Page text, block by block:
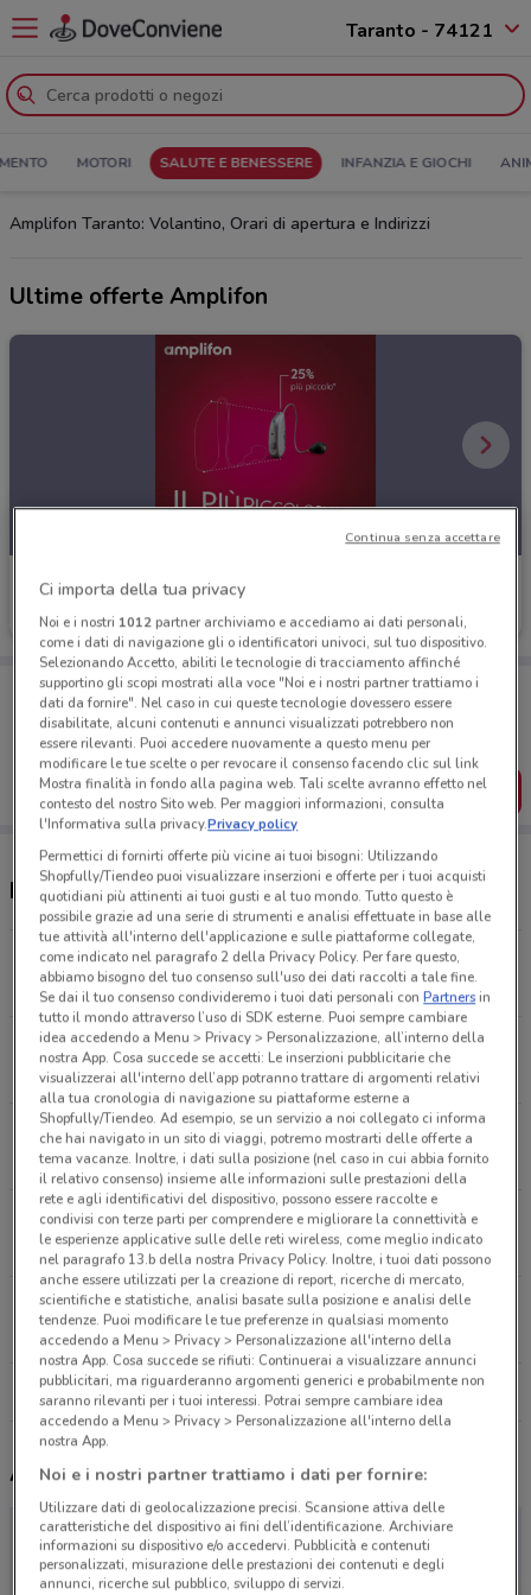
Taranto - 74121
MOTORI SALUTE E BENESSERE INFANZIA E GIOCHI
Amplifon Taranto: Volantino, Orari di apertura e Indirizzi
Ultime offerte Amplifon
Amplifon
Scade il 31/12
Porta DoveConviene sempre con te!
Puoi trovare le migliori offerte dei negozi vicino a te,
salvarle e creare la tua lista del risparmio, comodamente
dal tuo cellulare.
SCARICA L’APP
Negozi Amplifon a Taranto
Viale Magna Grecia, 140/142 Taranto
3 km
CHIUSO
Via Cesare Battisti, 64/A/B Taranto
4.1 km
CHIUSO
Piazza Verdi, 2 Grottaglie
14.1 km
CHIUSO
Corso Roma, 139/141 Massafra
20.9 km
CHIUSO
Via Regina Elena, 13/15 Francavilla Fontana
25.2 km
CHIUSO
Tutti i negozi Amplifon
Altri volantini nelle vicinanze
Ci importa della tua privacy
Noi e i nostri 1012partner archiviamo e accediamo ai dati personali,
come i dati di navigazione gli o identificatori univoci, sul tuo dispositivo.
Selezionando Accetto, abiliti le tecnologie di tracciamento affinché
supportino gli scopi mostrati alla voce "Noi e i nostri partner trattiamo i
dati da fornire". Nel caso in cui queste tecnologie dovessero essere
disabilitate, alcuni contenuti e annunci visualizzati potrebbero non
essere rilevanti. Puoi accedere nuovamente a questo menu per
modificare le tue scelte o per revocare il consenso facendo clic sul link
Mostra finalità in fondo alla pagina web. Tali scelte avranno effetto nel
contesto del nostro Sito web. Per maggiori informazioni, consulta
l'Informativa sulla privacy.Privacy policy
Permettici di fornirti offerte più vicine ai tuoi bisogni: Utilizzando
Shopfully/Tiendeo puoi visualizzare inserzioni e offerte per i tuoi acquisti
quotidiani più attinenti ai tuoi gusti e al tuo mondo. Tutto questo è
possibile grazie ad una serie di strumenti e analisi effettuate in base alle
tue attività all'interno dell'applicazione e sulle piattaforme collegate,
come indicato nel paragrafo 2 della Privacy Policy. Per fare questo,
abbiamo bisogno del tuo consenso sull'uso dei dati raccolti a tale fine.
Se dai il tuo consenso condivideremo i tuoi dati personali conPartnersin
tutto il mondo attraverso l’uso di SDK esterne. Puoi sempre cambiare
idea accedendo a Menu > Privacy > Personalizzazione, all’interno della
nostra App. Cosa succede se accetti: Le inserzioni pubblicitarie che
visualizzerai all'interno dell’app potranno trattare di argomenti relativi
alla tua cronologia di navigazione su piattaforme esterne a
Shopfully/Tiendeo. Ad esempio, se un servizio a noi collegato ci informa
che hai navigato in un sito di viaggi, potremo mostrarti delle offerte a
tema vacanze. Inoltre, i dati sulla posizione (nel caso in cui abbia fornito
il relativo consenso) insieme alle informazioni sulle prestazioni della
rete e agli identificativi del dispositivo, possono essere raccolte e
condivisi con terze parti per comprendere e migliorare la connettività e
le esperienze applicative sulle delle reti wireless, come meglio indicato
nel paragrafo 13.b della nostra Privacy Policy. Inoltre, i tuoi dati possono
anche essere utilizzati per la creazione di report, ricerche di mercato,
scientifiche e statistiche, analisi basate sulla posizione e analisi delle
tendenze. Puoi modificare le tue preferenze in qualsiasi momento
accedendo a Menu > Privacy > Personalizzazione all'interno della
nostra App. Cosa succede se rifiuti: Continuerai a visualizzare annunci
pubblicitari, ma riguarderanno argomenti generici e probabilmente non
saranno rilevanti per i tuoi interessi. Potrai sempre cambiare idea
accedendo a Menu > Privacy > Personalizzazione all'interno della
nostra App.
Noi e i nostri partner trattiamo i dati per fornire:
Utilizzare dati di geolocalizzazione precisi. Scansione attiva delle
caratteristiche del dispositivo ai fini dell’identificazione. Archiviare
informazioni su dispositivo e/o accedervi. Pubblicità e contenuti
personalizzati, misurazione delle prestazioni dei contenuti e degli
annunci, ricerche sul pubblico, sviluppo di servizi.
Continua senza accettare